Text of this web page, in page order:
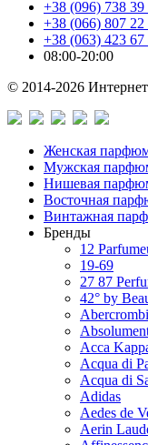
+38 (096) 738 39
+38 (066) 807 22
+38 (063) 423 67
08:00-20:00
© 2014-2026
Женская
Мужская
Нишевая
Восточная
Винтажная
Бренды
12
19-69
27 87
42° by
Acca
Acqua di
Acqua di
Adidas
Aedes de
Aerin